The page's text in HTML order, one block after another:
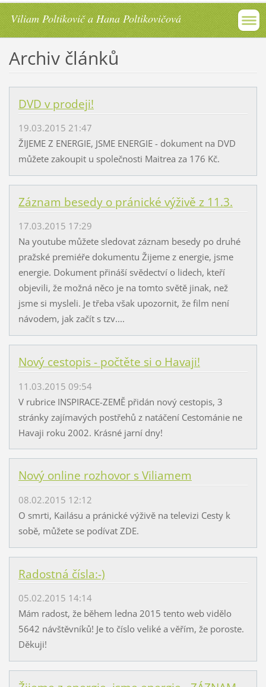
Viliam Poltikovič a Hana Poltikovičová
Archiv článků
DVD v prodeji!
19.03.2015 21:47
ŽIJEME Z ENERGIE, JSME ENERGIE - dokument na DVD
můžete zakoupit u společnosti Maitrea za 176 Kč.
Záznam besedy o pránické výživě z 11.3.
17.03.2015 17:29
Na youtube můžete sledovat záznam besedy po druhé
pražské premiéře dokumentu Žijeme z energie, jsme
energie. Dokument přináší svědectví o lidech, kteří
objevili, že možná něco je na tomto světě jinak, než
jsme si mysleli. Je třeba však upozornit, že film není
návodem, jak začít s tzv....
Nový cestopis - počtěte si o Havaji!
11.03.2015 09:54
V rubrice INSPIRACE-ZEMĚ přidán nový cestopis, 3
stránky zajímavých postřehů z natáčení Cestománie ne
Havaji roku 2002. Krásné jarní dny!
Nový online rozhovor s Viliamem
08.02.2015 12:12
O smrti, Kailásu a pránické výživě na televizi Cesty k
sobě, můžete se podívat ZDE.
Radostná čísla:-)
05.02.2015 14:14
Mám radost, že během ledna 2015 tento web vidělo
5642 návštěvníků! Je to číslo veliké a věřím, že poroste.
Děkuji!